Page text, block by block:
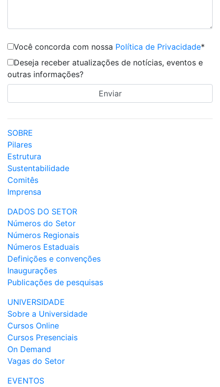
Você concorda com nossa Política de Privacidade*
Deseja receber atualizações de notícias, eventos e
outras informações?
SOBRE
Pilares
Estrutura
Sustentabilidade
Comitês
Imprensa
DADOS DO SETOR
Números do Setor
Números Regionais
Números Estaduais
Definições e convenções
Inaugurações
Publicações de pesquisas
UNIVERSIDADE
Sobre a Universidade
Cursos Online
Cursos Presenciais
On Demand
Vagas do Setor
EVENTOS